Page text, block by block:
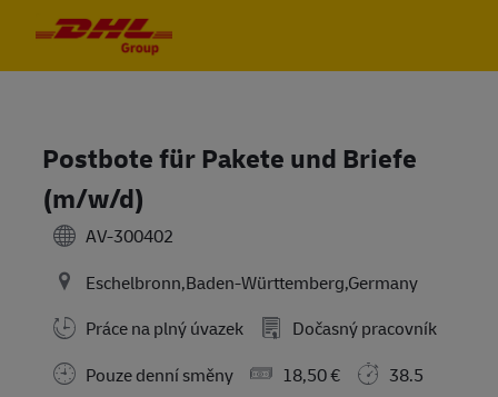
Postbote für Pakete und Briefe
(m/w/d)
AV-300402
Eschelbronn,Baden-Württemberg,Germany
Práce na plný úvazek
Dočasný pracovník
Pouze denní směny
18,50 €
38.5